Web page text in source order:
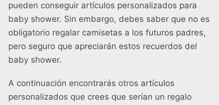
pueden conseguir artículos personalizados para
baby shower. Sin embargo, debes saber que no es
obligatorio regalar camisetas a los futuros padres,
pero seguro que apreciarán estos recuerdos del
baby shower.
A continuación encontrarás otros artículos
personalizados que crees que serían un regalo